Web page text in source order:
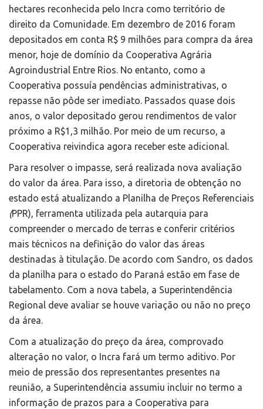
hectares reconhecida pelo Incra como território de
direito da Comunidade. Em dezembro de 2016 foram
depositados em conta R$ 9 milhões para compra da área
menor, hoje de domínio da Cooperativa Agrária
Agroindustrial Entre Rios. No entanto, como a
Cooperativa possuía pendências administrativas, o
repasse não pôde ser imediato. Passados quase dois
anos, o valor depositado gerou rendimentos de valor
próximo a R$1,3 milhão. Por meio de um recurso, a
Cooperativa reivindica agora receber este adicional.
Para resolver o impasse, será realizada nova avaliação
do valor da área. Para isso, a diretoria de obtenção no
estado está atualizando a Planilha de Preços Referenciais
(PPR), ferramenta utilizada pela autarquia para
compreender o mercado de terras e conferir critérios
mais técnicos na definição do valor das áreas
destinadas à titulação. De acordo com Sandro, os dados
da planilha para o estado do Paraná estão em fase de
tabelamento. Com a nova tabela, a Superintendência
Regional deve avaliar se houve variação ou não no preço
da área.
Com a atualização do preço da área, comprovado
alteração no valor, o Incra fará um termo aditivo. Por
meio de pressão dos representantes presentes na
reunião, a Superintendência assumiu incluir no termo a
informação de prazos para a Cooperativa para